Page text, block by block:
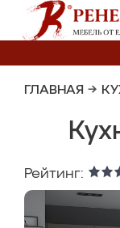
ГЛАВНАЯ →
Рейтинг: